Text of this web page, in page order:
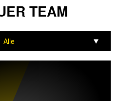
TEAM
Alle